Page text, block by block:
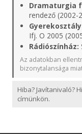
Dramaturgia
rendező (2002-
Ifj. O 2005
Rádiószínház:
Az adatokban
bizonytalansága
Hiba? Javítanivaló?
címünkön.